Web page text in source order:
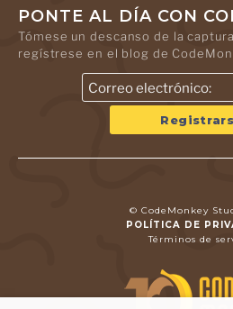
PONTE AL DÍA CON
Tómese un descanso de la
regístrese en el blog de
© CodeMonkey
POLÍTICA DE
Términos de